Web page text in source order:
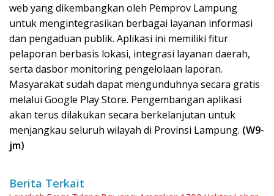
web yang dikembangkan oleh Pemprov Lampung
untuk mengintegrasikan berbagai layanan informasi
dan pengaduan publik. Aplikasi ini memiliki fitur
pelaporan berbasis lokasi, integrasi layanan daerah,
serta dasbor monitoring pengelolaan laporan.
Masyarakat sudah dapat mengunduhnya secara gratis
melalui Google Play Store. Pengembangan aplikasi
akan terus dilakukan secara berkelanjutan untuk
menjangkau seluruh wilayah di Provinsi Lampung. (W9-
jm)
Berita Terkait